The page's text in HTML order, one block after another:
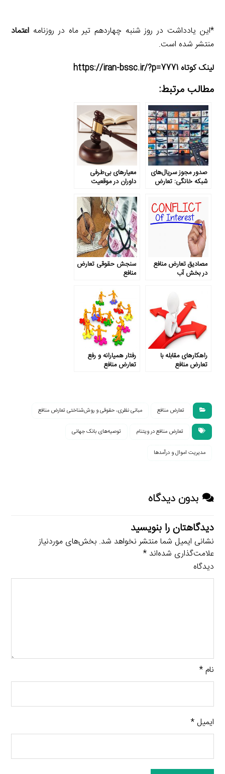
*این یادداشت در روز شنبه چهاردهم تیر ماه در روزنامه اعتماد
منتشر شده است.
لینک کوتاه https://iran-bssc.ir/?p=7771
مطالب مرتبط:
صدور مجوز سریال‌های
شبکه خانگی: تعارض
معیارهای بی‌طرفی
داوران در موقعیت
مصادیق تعارض منافع
در بخش آب
سنجش حقوقی تعارض
منافع
راهکارهای مقابله با
تعارض منافع
رفتار همیارانه و رفع
تعارض منافع
تعارض منافع مبانی نظری، حقوقی و روش‌شناختی تعارض منافع
تعارض منافع در ویتنام توصیه‌های بانک جهانی
مدیریت اموال و درآمدها
بدون دیدگاه
دیدگاهتان را بنویسید
نشانی ایمیل شما منتشر نخواهد شد. بخش‌های موردنیاز
علامت‌گذاری شده‌اند*
دیدگاه
نام*
ایمیل*